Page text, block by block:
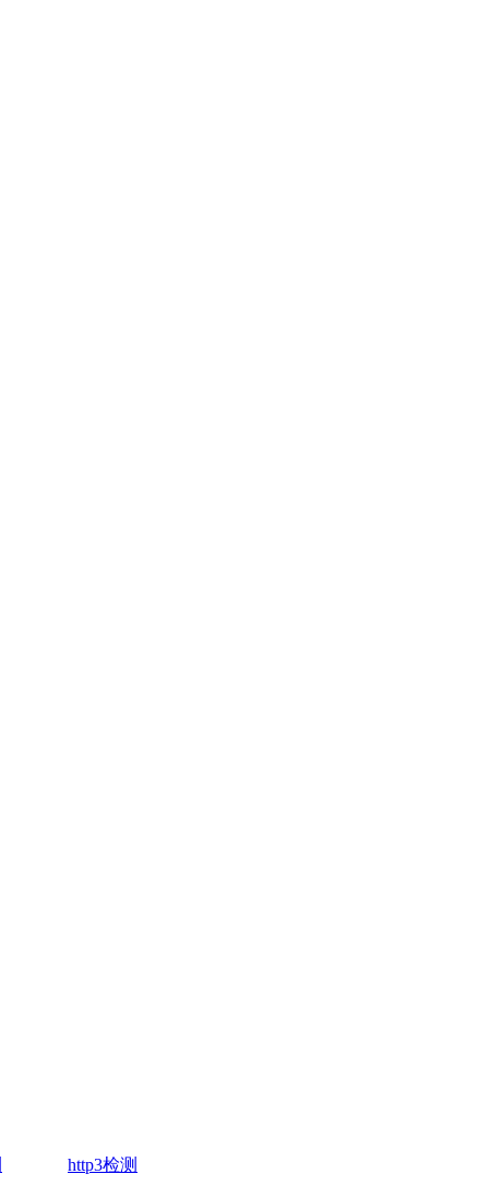
http3检测